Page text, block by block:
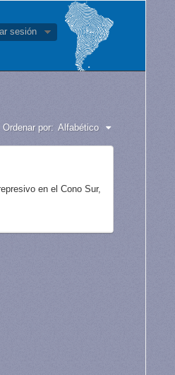
sesión
Ordenar por: Alfabético
en el Cono Sur,